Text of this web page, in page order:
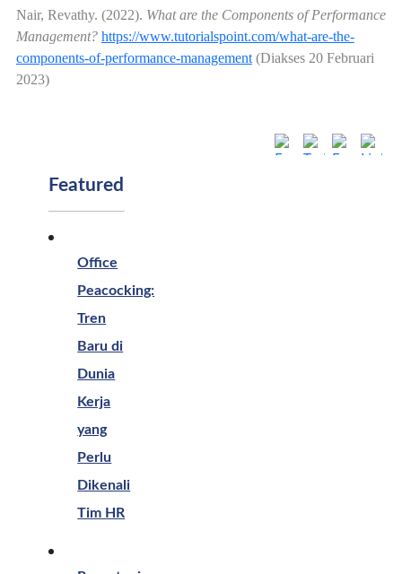
Nair, Revathy. (2022). What are the Components of Performance
Management? https://www.tutorialspoint.com/what-are-the-
components-of-performance-management(Diakses 20 Februari
2023)
Featured
Office
Peacocking:
Tren
Baru di
Dunia
Kerja
yang
Perlu
Dikenali
Tim HR